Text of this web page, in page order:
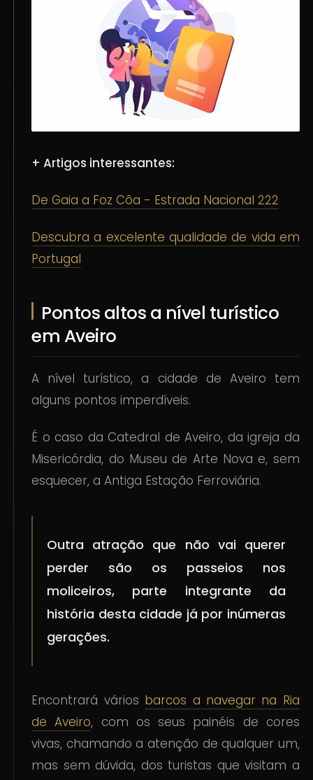
+ Artigos interessantes:
De Gaia a Foz Côa - Estrada Nacional 222
Descubra a excelente qualidade de vida em
Portugal
Pontos altos a nível turístico
em Aveiro
A nível turístico, a cidade de Aveiro tem
alguns pontos imperdíveis.
É o caso da Catedral de Aveiro, da igreja da
Misericórdia, do Museu de Arte Nova e, sem
esquecer, a Antiga Estação Ferroviária.
Outra atração que não vai querer
perder são os passeios nos
moliceiros, parte integrante da
história desta cidade já por inúmeras
gerações.
Encontrará vários barcos a navegar na Ria
de Aveiro, com os seus painéis de cores
vivas, chamando a atenção de qualquer um,
mas sem dúvida, dos turistas que visitam a